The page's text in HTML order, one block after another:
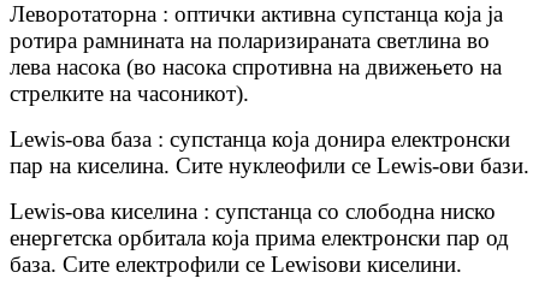
Леворотаторна : оптички активна супстанца која ја
ротира рамнината на поларизираната светлина во
лева насока (во насока спротивна на движењето на
стрелките на часоникот).
Lewis-ова база : супстанца која донира електронски
пар на киселина. Сите нуклеофили се Lewis-ови бази.
Lewis-ова киселина : супстанца со слободна ниско
енергетска орбитала која прима електронски пар од
база. Сите електрофили се Lewisови киселини.